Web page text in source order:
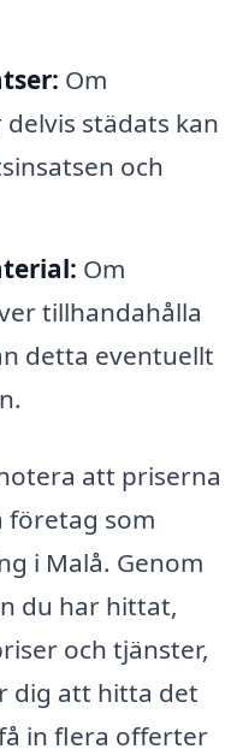
Om
städats kan
och
Om
tillhandahålla
detta eventuellt
att priserna
företag som
i Malå. Genom
du har hittat,
och tjänster,
dig att hitta det
in flera offerter